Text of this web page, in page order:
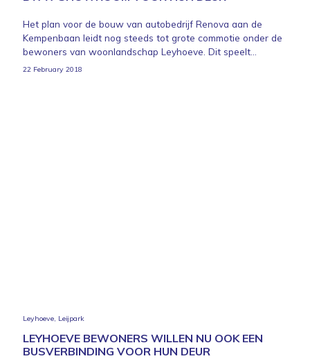
Het plan voor de bouw van autobedrijf Renova aan de
Kempenbaan leidt nog steeds tot grote commotie onder de
bewoners van woonlandschap Leyhoeve. Dit speelt...
22 February 2018
Leyhoeve, Leijpark
LEYHOEVE BEWONERS WILLEN NU OOK EEN
BUSVERBINDING VOOR HUN DEUR